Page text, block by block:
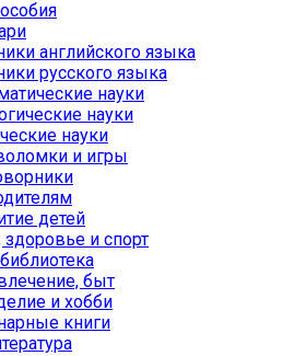
английского языка
русского языка
науки
науки
науки
и игры
детей
и спорт
быт
и хобби
книги